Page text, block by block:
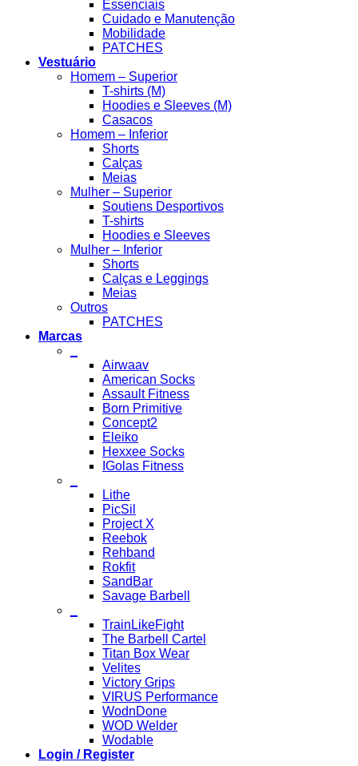
Essenciais
Cuidado e Manutenção
Mobilidade
PATCHES
Vestuário
Homem – Superior
T-shirts (M)
Hoodies e Sleeves (M)
Casacos
Homem – Inferior
Shorts
Calças
Meias
Mulher – Superior
Soutiens Desportivos
T-shirts
Hoodies e Sleeves
Mulher – Inferior
Shorts
Calças e Leggings
Meias
Outros
PATCHES
Marcas
Airwaav
American Socks
Assault Fitness
Born Primitive
Concept2
Eleiko
Hexxee Socks
IGolas Fitness
Lithe
PicSil
Project X
Reebok
Rehband
Rokfit
SandBar
Savage Barbell
TrainLikeFight
The Barbell Cartel
Titan Box Wear
Velites
Victory Grips
VIRUS Performance
WodnDone
WOD Welder
Wodable
Login / Register